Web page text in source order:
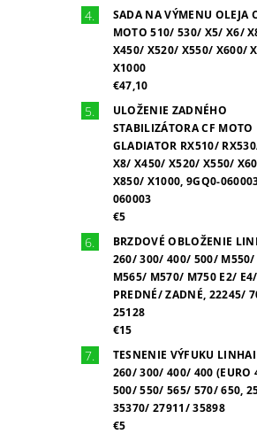
SADA NA VÝMENU OLEJA
MOTO 510/ 530/ X5/ X6/
X450/ X520/ X550/ X600/
X1000
€47,10
ULOŽENIE ZADNÉHO
STABILIZÁTORA CF MOTO
GLADIATOR RX510/
X8/ X450/ X520/ X550/
X850/ X1000, 9GQ0-
060003
€5
BRZDOVÉ OBLOŽENIE
260/ 300/ 400/ 500/ M550/
M565/ M570/ M750 E2/
PREDNÉ/ ZADNÉ, 22245/
25128
€15
TESNENIE VÝFUKU LINHAI
260/ 300/ 400/ 400 (EURO
500/ 550/ 565/ 570/ 650,
35370/ 27911/ 35898
€5